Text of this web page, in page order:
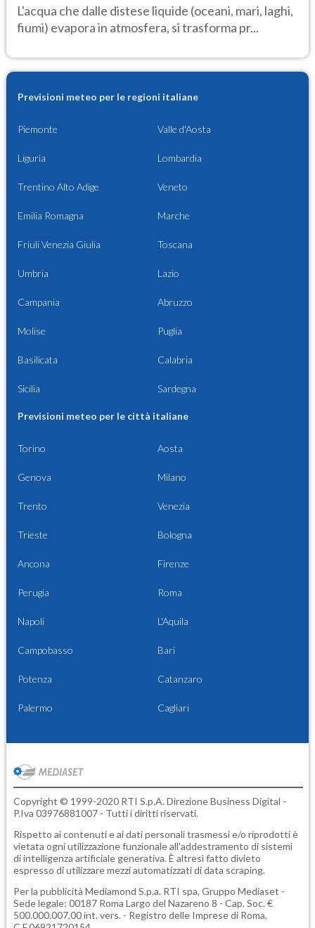
L'acqua che dalle distese liquide (oceani, mari, laghi,
fiumi) evapora in atmosfera, si trasforma pr...
Previsioni meteo per le regioni italiane
Piemonte Valle d'Aosta
Liguria Lombardia
Trentino Alto Adige Veneto
Emilia Romagna Marche
Friuli Venezia Giulia Toscana
Umbria Lazio
Campania Abruzzo
Molise Puglia
Basilicata Calabria
Sicilia Sardegna
Previsioni meteo per le città italiane
Torino Aosta
Genova Milano
Trento Venezia
Trieste Bologna
Ancona Firenze
Perugia Roma
Napoli L'Aquila
Campobasso Bari
Potenza Catanzaro
Palermo Cagliari
Copyright © 1999-2020 RTI S.p.A. Direzione Business Digital -
P.Iva 03976881007 - Tutti i diritti riservati.
Rispetto ai contenuti e ai dati personali trasmessi e/o riprodotti è
vietata ogni utilizzazione funzionale all'addestramento di sistemi
di intelligenza artificiale generativa. È altresì fatto divieto
espresso di utilizzare mezzi automatizzati di data scraping.
Per la pubblicità Mediamond S.p.a. RTI spa, Gruppo Mediaset -
Sede legale: 00187 Roma Largo del Nazareno 8 - Cap. Soc. €
500.000.007,00 int. vers. - Registro delle Imprese di Roma,